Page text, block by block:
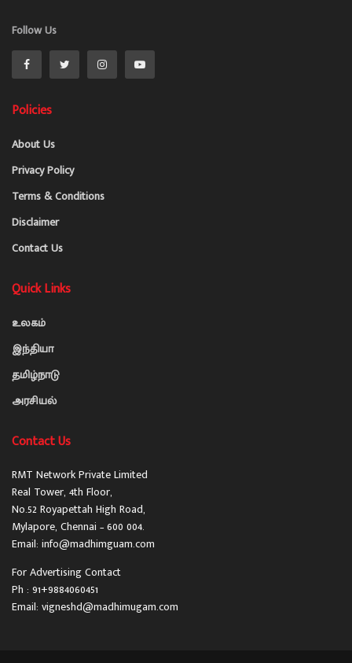
Follow Us
Policies
About Us
Privacy Policy
Terms & Conditions
Disclaimer
Contact Us
Quick Links
உலகம்
இந்தியா
தமிழ்நாடு
அரசியல்
Contact Us
RMT Network Private Limited
Real Tower, 4th Floor,
No.52 Royapettah High Road,
Mylapore, Chennai – 600 004.
Email: info@madhimguam.com
For Advertising Contact
Ph : 91+9884060451
Email: vigneshd@madhimugam.com